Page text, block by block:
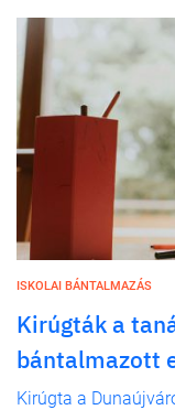
ISKOLAI BÁNTALMAZÁS
Kirúgták a
bántalmazott
Kirúgta a